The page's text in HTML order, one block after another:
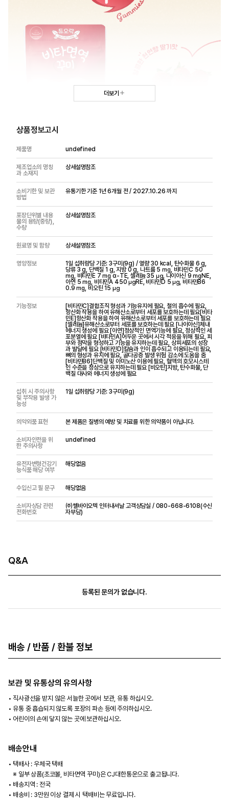
더보기
상품정보고시
제품명 undefined
제조업소의 명칭
과 소재지
상세설명참조
소비기한 및 보관
방법
유통기한 기준 1년 6개월 전 / 2027.10.26 까지
포장단위별 내용
물의 용량(중량),
수량
상세설명참조
원료명 및 함량 상세설명참조
영양정보
1일 섭취량당 기준: 3구미(9g) / 열량 30 kcal, 탄수화물 6 g,
당류 3 g, 단백질 1 g, 지방 0 g, 나트륨 5 ㎎, 비타민C 50
㎎, 비타민E 7 ㎎ α-TE, 셀레늄 35 ㎍, 나이아신 9 ㎎NE,
아연 5 ㎎, 비타민A 450 ㎍RE, 비타민D 5 ㎍, 비타민B6
0.9 ㎎, 비오틴 15 ㎍
기능정보
[비타민C]결합조직 형성과 기능유지에 필요, 철의 흡수에 필요,
항산화 작용을 하여 유해산소로부터 세포를 보호하는데 필요[비타
민E]항산화 작용을 하여 유해산소로부터 세포를 보호하는데 필요
[셀레늄]유해산소로부터 세포를 보호하는데 필요 [나이아신]체내
에너지 생성에 필요 [아연]정상적인 면역기능에 필요, 정상적인 세
포분열에 필요 [비타민A]어두운 곳에서 시각 적응을 위해 필요, 피
부와 점막을 형성하고 기능을 유지하는데 필요, 상피세포의 성장
과 발달에 필요 [비타민D]칼슘과 인이 흡수되고 이용되는데 필요,
뼈의 형성과 유지에 필요, 골다공증 발생 위험 감소에 도움을 줌
[비타민B6]단백질 및 아미노산 이용에 필요, 혈액의 호모시스테
인 수준을 정상으로 유지하는데 필요 [비오틴]지방, 탄수화물, 단
백질 대사와 에너지 생성에 필요
섭취 시 주의사항
및 부작용 발생 가
능성
1일 섭취량당 기준: 3구미(9g)
의약외품 표현 본 제품은 질병의 예방 및 치료를 위한 의약품이 아닙니다.
소비자안전을 위
한 주의사항
undefined
유전자변형건강기
능식품 해당 여부
해당없음
수입신고 필 문구 해당없음
소비자상담 관련
전화번호
㈜쎌바이오텍 인터내셔날 고객상담실 / 080-668-6108(수신
자부담)
Q&A
등록된 문의가 없습니다.
배송 / 반품 / 환불 정보
보관 및 유통상의 유의사항
직사광선을 받지 않은 서늘한 곳에서 보관, 유통 하십시오.
유통 중 흡습되지 않도록 포장의 파손 등에 주의하십시오.
어린이의 손에 닿지 않는 곳에 보관하십시오.
배송안내
택배사 : 우체국 택배
※ 일부 상품(초코볼, 비타면역 꾸미)은 CJ대한통운으로 출고됩니다.
배송지역 : 전국
배송비 : 3만원 이상 결제 시 택배비는 무료입니다.